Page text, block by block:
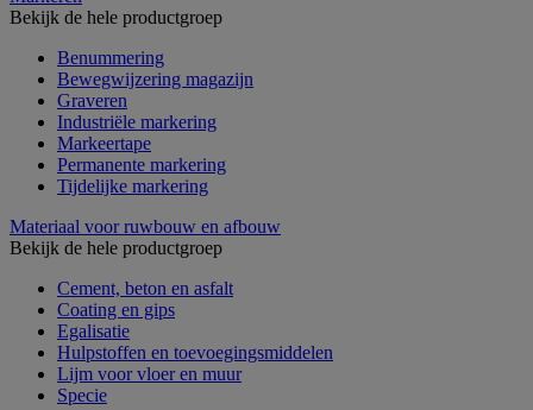
Bekijk de hele productgroep
Benummering
Bewegwijzering magazijn
Graveren
Industriële markering
Markeertape
Permanente markering
Tijdelijke markering
Materiaal voor ruwbouw en afbouw
Bekijk de hele productgroep
Cement, beton en asfalt
Coating en gips
Egalisatie
Hulpstoffen en toevoegingsmiddelen
Lijm voor vloer en muur
Specie